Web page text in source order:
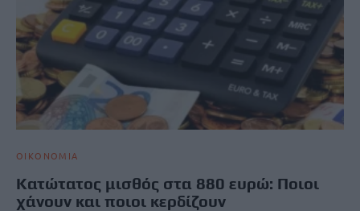
ΟΙΚΟΝΟΜΙΑ
Κατώτατος μισθός στα 880 ευρώ: Ποιοι
χάνουν και ποιοι κερδίζουν